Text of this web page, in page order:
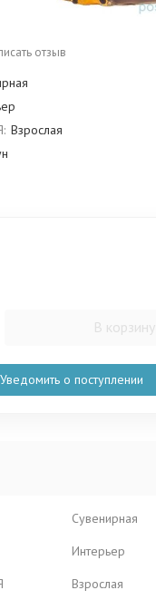
отзыв
Взрослая
В корзину
Уведомить о поступлении
Сувенирная
Интерьер
Взрослая